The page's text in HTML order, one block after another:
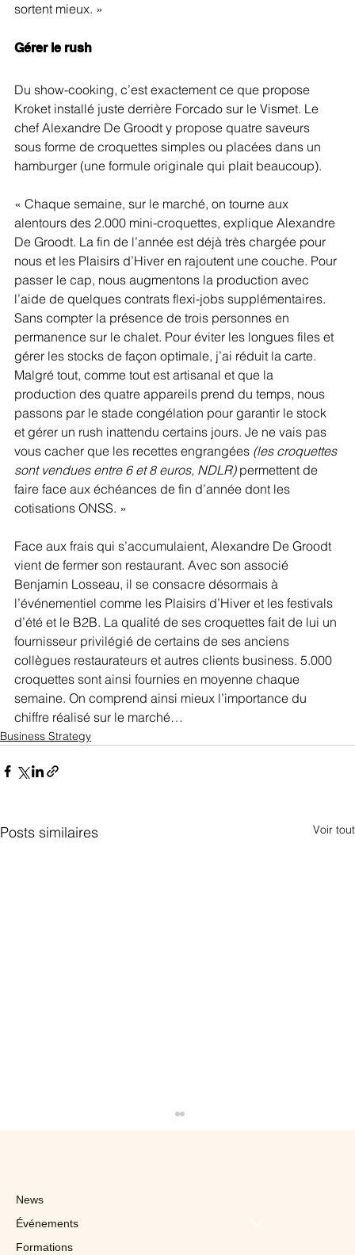
sortent mieux. »
Gérer le rush
Du show-cooking, c’est exactement ce que propose
Kroket installé juste derrière Forcado sur le Vismet. Le
chef Alexandre De Groodt y propose quatre saveurs
sous forme de croquettes simples ou placées dans un
hamburger (une formule originale qui plait beaucoup).
« Chaque semaine, sur le marché, on tourne aux
alentours des 2.000 mini-croquettes, explique Alexandre
De Groodt. La fin de l’année est déjà très chargée pour
nous et les Plaisirs d’Hiver en rajoutent une couche. Pour
passer le cap, nous augmentons la production avec
l’aide de quelques contrats flexi-jobs supplémentaires.
Sans compter la présence de trois personnes en
permanence sur le chalet. Pour éviter les longues files et
gérer les stocks de façon optimale, j’ai réduit la carte.
Malgré tout, comme tout est artisanal et que la
production des quatre appareils prend du temps, nous
passons par le stade congélation pour garantir le stock
et gérer un rush inattendu certains jours. Je ne vais pas
vous cacher que les recettes engrangées (les croquettes
sont vendues entre 6 et 8 euros, NDLR) permettent de
faire face aux échéances de fin d’année dont les
cotisations ONSS. »
Face aux frais qui s’accumulaient, Alexandre De Groodt
vient de fermer son restaurant. Avec son associé
Benjamin Losseau, il se consacre désormais à
l’événementiel comme les Plaisirs d’Hiver et les festivals
d’été et le B2B. La qualité de ses croquettes fait de lui un
fournisseur privilégié de certains de ses anciens
collègues restaurateurs et autres clients business. 5.000
croquettes sont ainsi fournies en moyenne chaque
semaine. On comprend ainsi mieux l’importance du
chiffre réalisé sur le marché…
Business Strategy
Posts similaires Voir tout
News
Événements
Formations